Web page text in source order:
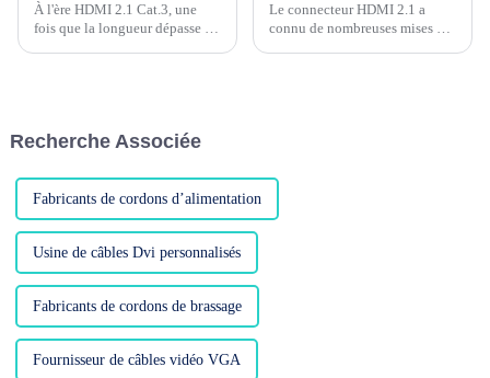
À l'ère HDMI 2.1 Cat.3, une
fois que la longueur dépasse 5
répondre aux exigences au-delà
Le connecteur HDMI 2.1 a
connu de nombreuses mises à
Recherche Associée
Fabricants de cordons d’alimentation
Usine de câbles Dvi personnalisés
Fabricants de cordons de brassage
Fournisseur de câbles vidéo VGA